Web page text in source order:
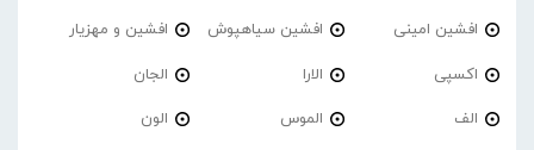
افشین امینی افشین سیاهپوش افشین و مهزیار
اکسپی الارا الجان
الف الموس الون